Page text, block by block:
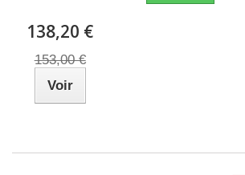
138,20 €
153,00 €
Voir